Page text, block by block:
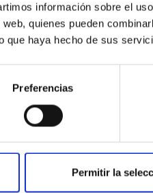
información sobre el
quienes pueden
que haya hecho de sus
Preferencias
Permitir la